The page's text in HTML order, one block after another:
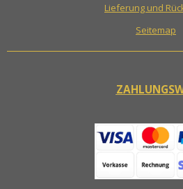
Lieferung und
Seitemap